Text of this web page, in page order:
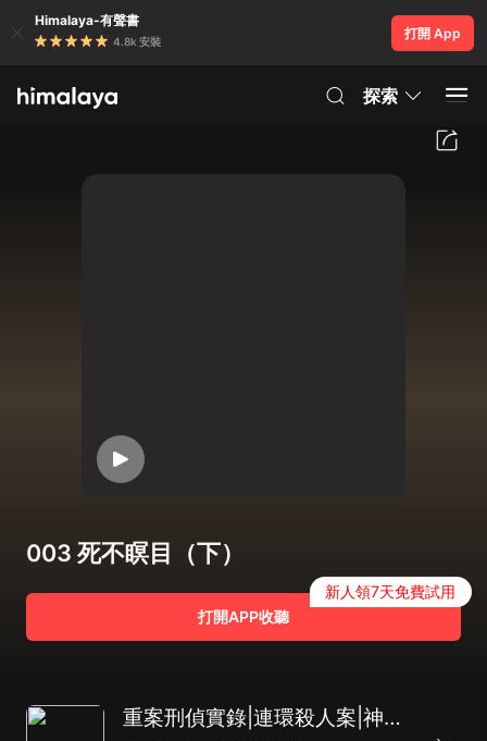
Himalaya-有聲書
4.8k 安裝
打開 App
探索
003 死不瞑目（下）
打開APP收聽
新人領7天免費試用
重案刑偵實錄|連環殺人案|神秘人|165開始破案|聖創軒左朝堂播講